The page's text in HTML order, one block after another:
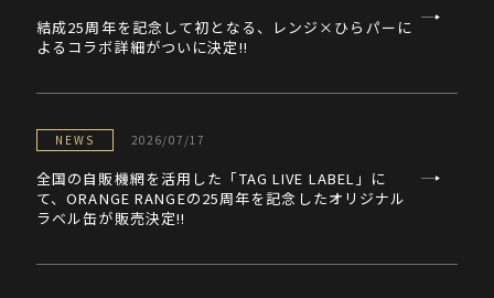
結成25周年を記念して初となる、レンジ×ひらパーに
よるコラボ詳細がついに決定!!
NEWS 2026/07/17
全国の自販機網を活用した「TAG LIVE LABEL」に
て、ORANGE RANGEの25周年を記念したオリジナル
ラベル缶が販売決定!!